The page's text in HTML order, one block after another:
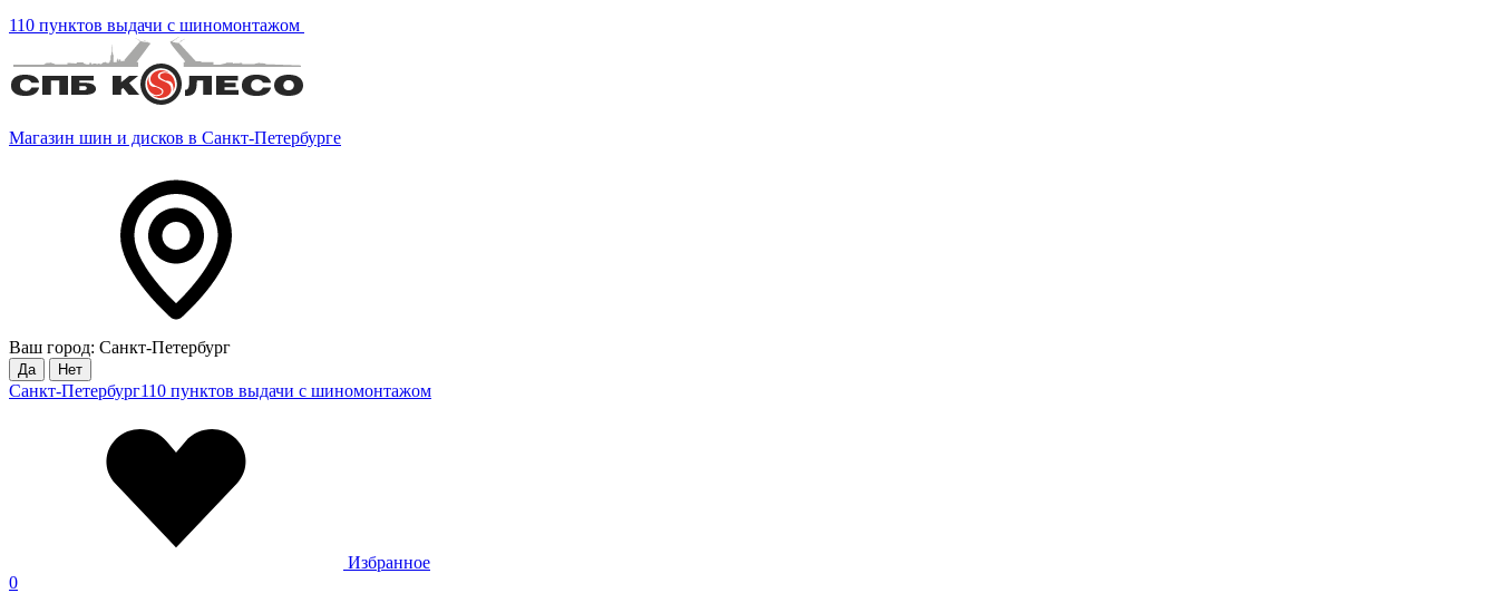
110 пунктов выдачи с шиномонтажом
Магазин шин и дисков в Санкт-Петербурге
Ваш город: Санкт-Петербург
Да Нет
Санкт-Петербург110 пунктов выдачи с шиномонтажом
Избранное
0